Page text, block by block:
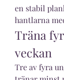
en stabil
hantlarna
Träna
veckan
Tre av fyra